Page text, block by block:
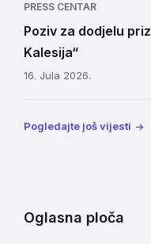
PRESS CENTAR
Poziv za dodjelu
Kalesija“
16. Jula 2026.
Pogledajte još vijesti
Oglasna ploča